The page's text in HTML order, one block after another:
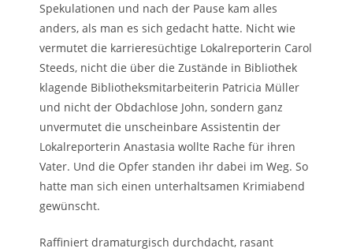
Spekulationen und nach der Pause kam alles
anders, als man es sich gedacht hatte. Nicht wie
vermutet die karrieresüchtige Lokalreporterin Carol
Steeds, nicht die über die Zustände in Bibliothek
klagende Bibliotheksmitarbeiterin Patricia Müller
und nicht der Obdachlose John, sondern ganz
unvermutet die unscheinbare Assistentin der
Lokalreporterin Anastasia wollte Rache für ihren
Vater. Und die Opfer standen ihr dabei im Weg. So
hatte man sich einen unterhaltsamen Krimiabend
gewünscht.
Raffiniert dramaturgisch durchdacht, rasant